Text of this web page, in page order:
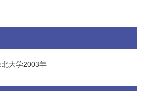
大学2003年